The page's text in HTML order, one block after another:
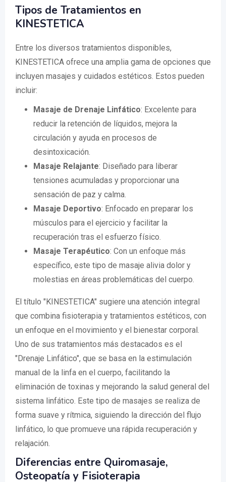
Tipos de Tratamientos en
KINESTETICA
Entre los diversos tratamientos disponibles,
KINESTETICA ofrece una amplia gama de opciones que
incluyen masajes y cuidados estéticos. Estos pueden
incluir:
Masaje de Drenaje Linfático: Excelente para
reducir la retención de líquidos, mejora la
circulación y ayuda en procesos de
desintoxicación.
Masaje Relajante: Diseñado para liberar
tensiones acumuladas y proporcionar una
sensación de paz y calma.
Masaje Deportivo: Enfocado en preparar los
músculos para el ejercicio y facilitar la
recuperación tras el esfuerzo físico.
Masaje Terapéutico: Con un enfoque más
específico, este tipo de masaje alivia dolor y
molestias en áreas problemáticas del cuerpo.
El título "KINESTETICA" sugiere una atención integral
que combina fisioterapia y tratamientos estéticos, con
un enfoque en el movimiento y el bienestar corporal.
Uno de sus tratamientos más destacados es el
"Drenaje Linfático", que se basa en la estimulación
manual de la linfa en el cuerpo, facilitando la
eliminación de toxinas y mejorando la salud general del
sistema linfático. Este tipo de masajes se realiza de
forma suave y rítmica, siguiendo la dirección del flujo
linfático, lo que promueve una rápida recuperación y
relajación.
Diferencias entre Quiromasaje,
Osteopatía y Fisioterapia